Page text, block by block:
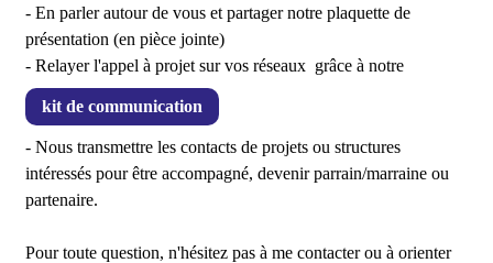
- En parler autour de vous et partager notre plaquette de
présentation (en pièce jointe)
- Relayer l'appel à projet sur vos réseaux grâce à notre
kit de communication
- Nous transmettre les contacts de projets ou structures
intéressés pour être accompagné, devenir parrain/marraine ou
partenaire.
Pour toute question, n'hésitez pas à me contacter ou à orienter